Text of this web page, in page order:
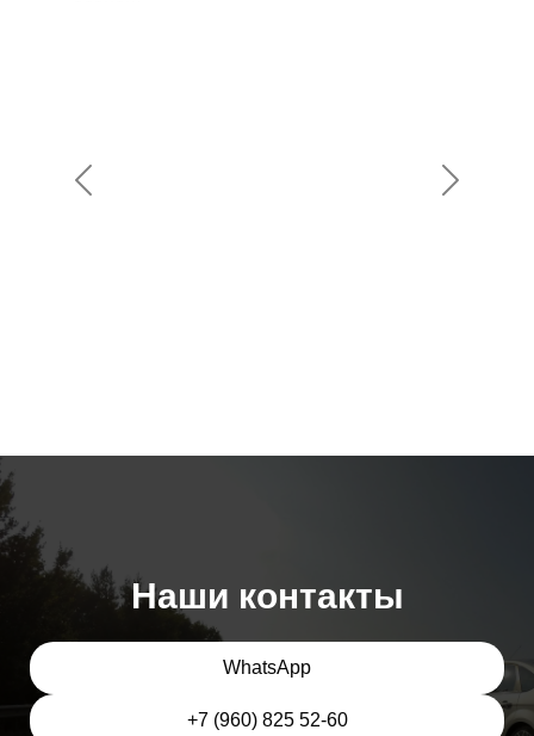
Предыдущий
Наши контакты
WhatsApp
+7 (960) 825 52-60